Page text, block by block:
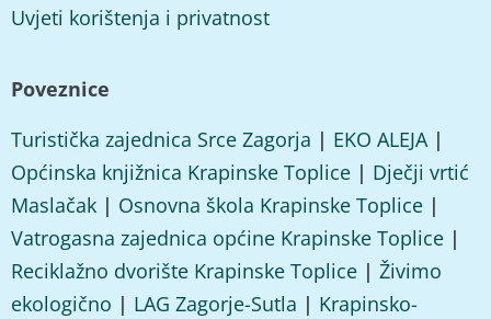
Uvjeti korištenja i privatnost
Poveznice
Turistička zajednica Srce Zagorja | EKO ALEJA|
Općinska knjižnica Krapinske Toplice | Dječji vrtić
Maslačak | Osnovna škola Krapinske Toplice |
Vatrogasna zajednica općine Krapinske Toplice |
Reciklažno dvorište Krapinske Toplice | Živimo
ekologično | LAG Zagorje-Sutla | Krapinsko-